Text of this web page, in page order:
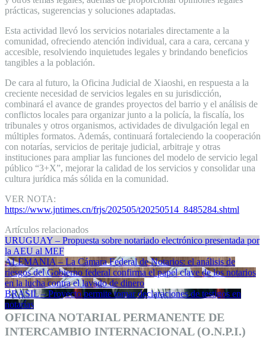
prácticas, sugerencias y soluciones adaptadas.
Esta actividad llevó los servicios notariales directamente a la
comunidad, ofreciendo atención individual, cara a cara, cercana y
accesible, resolviendo inquietudes legales y brindando beneficios
tangibles a la población.
De cara al futuro, la Oficina Judicial de Xiaoshi, en respuesta a la
creciente necesidad de servicios legales en su jurisdicción,
combinará el avance de grandes proyectos del barrio y el análisis de
conflictos locales para organizar junto a la policía, la fiscalía, los
tribunales y otros organismos, actividades de divulgación legal en
múltiples formatos. Además, continuará fortaleciendo la cooperación
con notarías, servicios de peritaje judicial, arbitraje y otras
instituciones para ampliar las funciones del modelo de servicio legal
público “3+X”, mejorar la calidad de los servicios y consolidar una
cultura jurídica más sólida en la comunidad.
VER NOTA:
https://www.jntimes.cn/frjs/202505/t20250514_8485284.shtml
Artículos relacionados
URUGUAY – Propuesta sobre notariado electrónico presentada por
la AEU al MEF
ALEMANIA – La Cámara Federal de Notarios: el análisis de
riesgos del Gobierno federal confirma el papel clave de los notarios
en la lucha contra el lavado de dinero
BRASIL – Proyecto permite tomar declaraciones de testigos en
notarías
OFICINA NOTARIAL PERMANENTE DE
INTERCAMBIO INTERNACIONAL (O.N.P.I.)